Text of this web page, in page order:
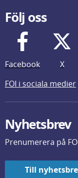
Följ oss
Facebook X
FOI i sociala medier
Nyhetsbrev
Prenumerera på
Till